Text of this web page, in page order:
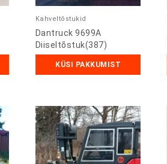
Kahveltõstukid
Dantruck 9699A
Diiseltõstuk(387)
KÜSI PAKKUMIST